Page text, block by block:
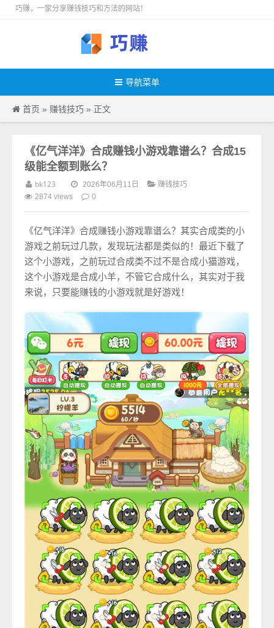
巧赚，一家分享赚钱技巧和方法的网站！
导航菜单
首页 » 赚钱技巧 » 正文
《亿气洋洋》合成赚钱小游戏靠谱么？合成15
级能全额到账么？
bk123 2026年06月11日 赚钱技巧
2874 views 0
《亿气洋洋》合成赚钱小游戏靠谱么？其实合成类的小
游戏之前玩过几款，发现玩法都是类似的！最近下载了
这个小游戏，之前玩过合成类不过不是合成小猫游戏，
这个小游戏是合成小羊，不管它合成什么，其实对于我
来说，只要能赚钱的小游戏就是好游戏！